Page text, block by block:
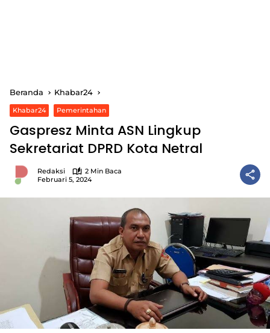
Beranda Khabar24
Khabar24 Pemerintahan
Gaspresz Minta ASN Lingkup
Sekretariat DPRD Kota Netral
Redaksi
2 Min Baca
Februari 5, 2024